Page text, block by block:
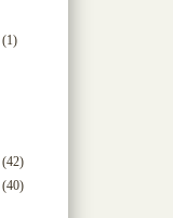
(1)
(42)
(40)